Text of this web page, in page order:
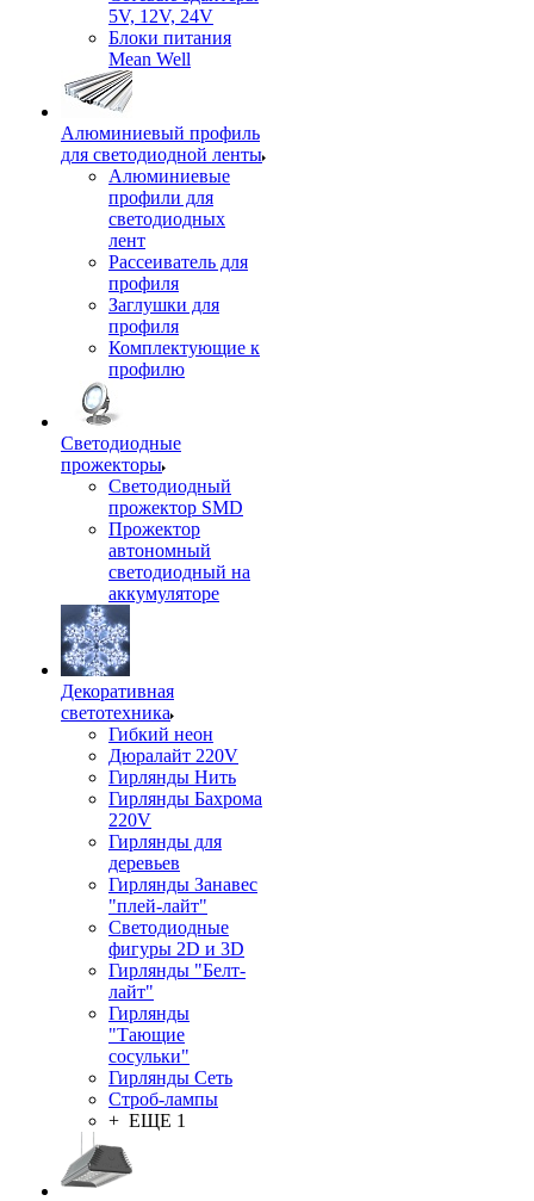
5V, 12V, 24V
Блоки питания
Mean Well
Алюминиевый профиль
для светодиодной ленты
Алюминиевые
профили для
светодиодных
лент
Рассеиватель для
профиля
Заглушки для
профиля
Комплектующие к
профилю
Светодиодные
прожекторы
Светодиодный
прожектор SMD
Прожектор
автономный
светодиодный на
аккумуляторе
Декоративная
светотехника
Гибкий неон
Дюралайт 220V
Гирлянды Нить
Гирлянды Бахрома
220V
Гирлянды для
деревьев
Гирлянды Занавес
"плей-лайт"
Светодиодные
фигуры 2D и 3D
Гирлянды "Белт-
лайт"
Гирлянды
"Тающие
сосульки"
Гирлянды Сеть
Строб-лампы
+ ЕЩЕ 1